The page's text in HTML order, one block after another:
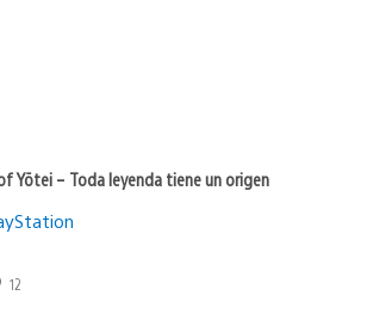
Yōtei – Toda leyenda tiene un origen
12